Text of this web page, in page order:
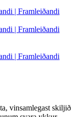
vinsamlegast skiljið